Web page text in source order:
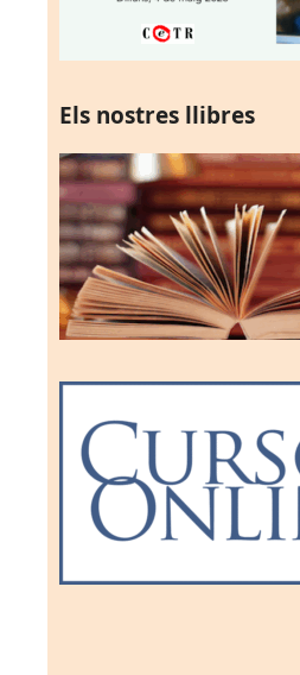
Els nostres llibres